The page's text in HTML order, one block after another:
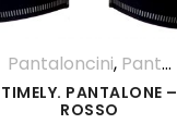
Pantaloncini, Pantaloni
TIMELY. PANTALONE –
ROSSO